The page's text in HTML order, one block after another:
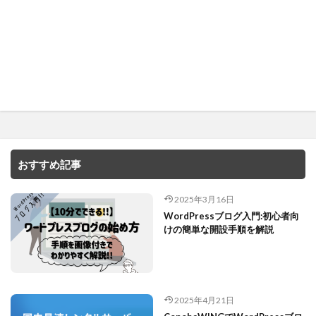
おすすめ記事
2025年3月16日
WordPressブログ入門:初心者向
けの簡単な開設手順を解説
2025年4月21日